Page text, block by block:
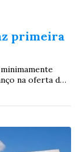
primeira
na oferta de